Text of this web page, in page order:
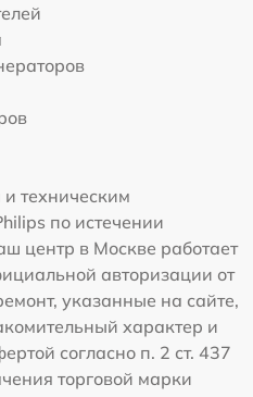
техническим
по истечении
центр в Москве работает
авторизации от
указанные на сайте,
характер и
согласно п. 2 ст. 437
торговой марки